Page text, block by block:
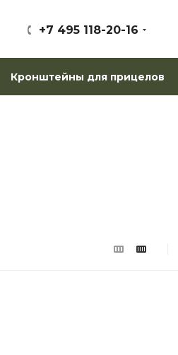
+7 495 118-20-16
Кронштейны для прицелов